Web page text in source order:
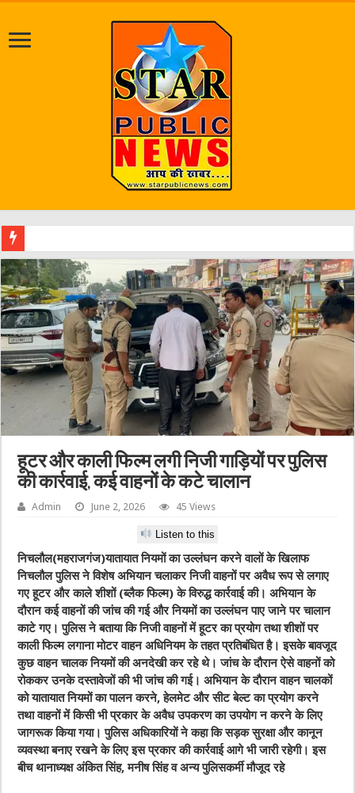
हूटर और काली फिल्म लगी निजी गाड़ियों पर पुलिस
की कार्रवाई, कई वाहनों के कटे चालान
Admin June 2, 2026 45 Views
Listen to this
निचलौल(महराजगंज)यातायात नियमों का उल्लंघन करने वालों के खिलाफ
निचलौल पुलिस ने विशेष अभियान चलाकर निजी वाहनों पर अवैध रूप से लगाए
गए हूटर और काले शीशों (ब्लैक फिल्म) के विरुद्ध कार्रवाई की। अभियान के
दौरान कई वाहनों की जांच की गई और नियमों का उल्लंघन पाए जाने पर चालान
काटे गए। पुलिस ने बताया कि निजी वाहनों में हूटर का प्रयोग तथा शीशों पर
काली फिल्म लगाना मोटर वाहन अधिनियम के तहत प्रतिबंधित है। इसके बावजूद
कुछ वाहन चालक नियमों की अनदेखी कर रहे थे। जांच के दौरान ऐसे वाहनों को
रोककर उनके दस्तावेजों की भी जांच की गई। अभियान के दौरान वाहन चालकों
को यातायात नियमों का पालन करने, हेलमेट और सीट बेल्ट का प्रयोग करने
तथा वाहनों में किसी भी प्रकार के अवैध उपकरण का उपयोग न करने के लिए
जागरूक किया गया। पुलिस अधिकारियों ने कहा कि सड़क सुरक्षा और कानून
व्यवस्था बनाए रखने के लिए इस प्रकार की कार्रवाई आगे भी जारी रहेगी। इस
बीच थानाध्यक्ष अंकित सिंह, मनीष सिंह व अन्य पुलिसकर्मी मौजूद रहे